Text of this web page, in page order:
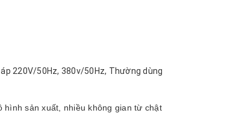
220V/50Hz, 380v/50Hz, Thường dùng
sản xuất, nhiều không gian từ chật